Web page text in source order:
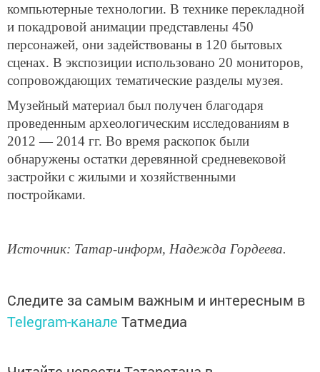
компьютерные технологии. В технике перекладной
и покадровой анимации представлены 450
персонажей, они задействованы в 120 бытовых
сценах. В экспозиции использовано 20 мониторов,
сопровождающих тематические разделы музея.
Музейный материал был получен благодаря
проведенным археологическим исследованиям в
2012 — 2014 гг. Во время раскопок были
обнаружены остатки деревянной средневековой
застройки с жилыми и хозяйственными
постройками.
Источник: Татар-информ, Надежда Гордеева.
Следите за самым важным и интересным в
Telegram-канале Татмедиа